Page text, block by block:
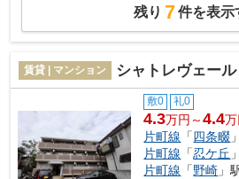
残り 7件を表示
賃貸 | マンション シャトレヴェール
敷0 礼0
4.3万円～4.4万
片町線 「四条畷
片町線 「忍ケ丘
片町線 「野崎 」